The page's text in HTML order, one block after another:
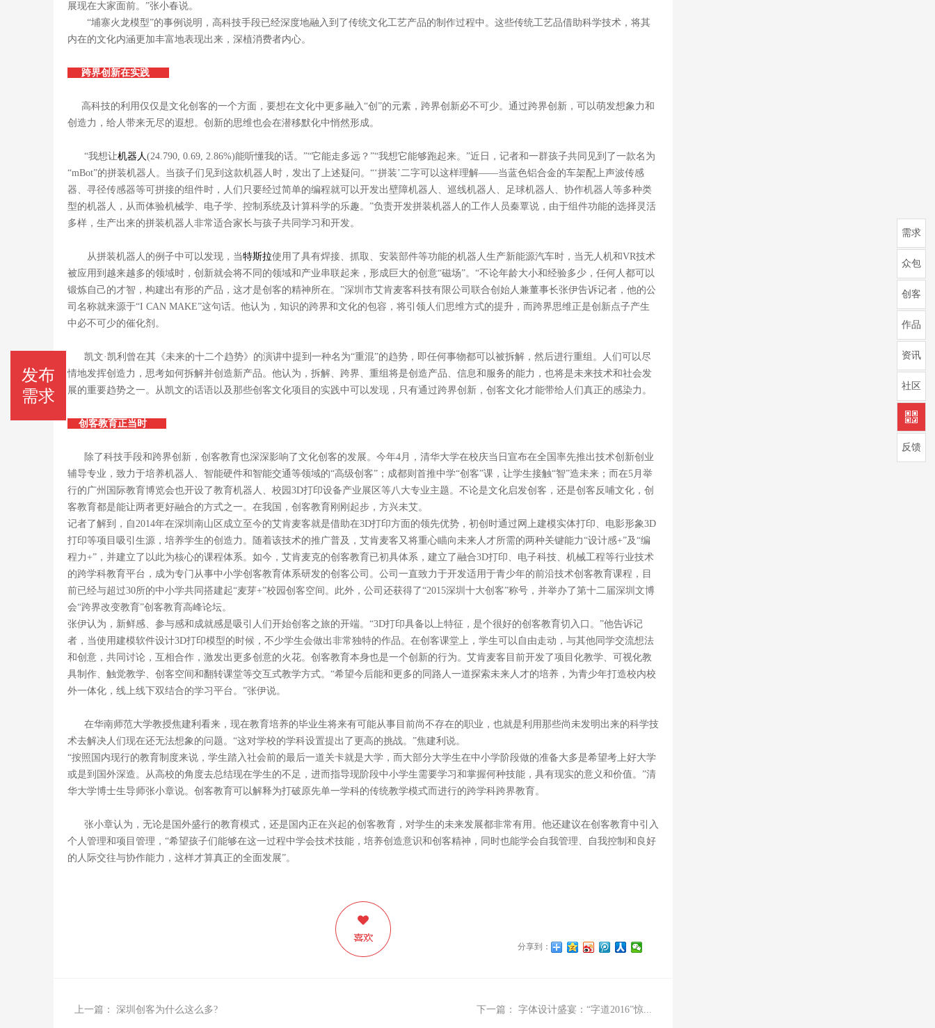
展现在大家面前。”张小春说。
“埔寨火龙模型”的事例说明，高科技手段已经深度地融入到了传统文化工艺产品的制作过程中。这些传统工艺品借助科学技术，将其
内在的文化内涵更加丰富地表现出来，深植消费者内心。
跨界创新在实践
高科技的利用仅仅是文化创客的一个方面，要想在文化中更多融入“创”的元素，跨界创新必不可少。通过跨界创新，可以萌发想象力和
创造力，给人带来无尽的遐想。创新的思维也会在潜移默化中悄然形成。
“我想让机器 人(24.790, 0.69, 2.86%)能听懂我的话。”“它能走多远？”“我想它能够跑起来。”近日，记者和一群孩子共同见到了一款名为
“mBot”的拼装机器人。当孩子们见到这款机器人时，发出了上述疑问。“‘拼装’二字可以这样理解——当蓝色铝合金的车架配上声波传感
器、寻径传感器等可拼接的组件时，人们只要经过简单的编程就可以开发出壁障机器人、巡线机器人、足球机器人、协作机器人等多种类
型的机器人，从而体验机械学、电子学、控制系统及计算科学的乐趣。”负责开发拼装机器人的工作人员秦覃说，由于组件功能的选择灵活
多样，生产出来的拼装机器人非常适合家长与孩子共同学习和开发。
从拼装机器人的例子中可以发现，当特斯拉使用了具有焊接、抓取、安装部件等功能的机器人生产新能源汽车时，当无人机和VR技术
被应用到越来越多的领域时，创新就会将不同的领域和产业串联起来，形成巨大的创意“磁场”。“不论年龄大小和经验多少，任何人都可以
锻炼自己的才智，构建出有形的产品，这才是创客的精神所在。”深圳市艾肯麦客科技有限公司联合创始人兼董事长张伊告诉记者，他的公
司名称就来源于“I CAN MAKE”这句话。他认为，知识的跨界和文化的包容，将引领人们思维方式的提升，而跨界思维正是创新点子产生
中必不可少的催化剂。
凯文·凯利曾在其《未来的十二个趋势》的演讲中提到一种名为“重混”的趋势，即任何事物都可以被拆解，然后进行重组。人们可以尽
情地发挥创造力，思考如何拆解并创造新产品。他认为，拆解、跨界、重组将是创造产品、信息和服务的能力，也将是未来技术和社会发
展的重要趋势之一。从凯文的话语以及那些创客文化项目的实践中可以发现，只有通过跨界创新，创客文化才能带给人们真正的感染力。
创客教育正当时
除了科技手段和跨界创新，创客教育也深深影响了文化创客的发展。今年4月，清华大学在校庆当日宣布在全国率先推出技术创新创业
辅导专业，致力于培养机器人、智能硬件和智能交通等领域的“高级创客”；成都则首推中学“创客”课，让学生接触“智”造未来；而在5月举
行的广州国际教育博览会也开设了教育机器人、校园3D打印设备产业展区等八大专业主题。不论是文化启发创客，还是创客反哺文化，创
客教育都是能让两者更好融合的方式之一。在我国，创客教育刚刚起步，方兴未艾。
记者了解到，自2014年在深圳南山区成立至今的艾肯麦客就是借助在3D打印方面的领先优势，初创时通过网上建模实体打印、电影形象3D
打印等项目吸引生源，培养学生的创造力。随着该技术的推广普及，艾肯麦客又将重心瞄向未来人才所需的两种关键能力“设计感+”及“编
程力+”，并建立了以此为核心的课程体系。如今，艾肯麦克的创客教育已初具体系，建立了融合3D打印、电子科技、机械工程等行业技术
的跨学科教育平台，成为专门从事中小学创客教育体系研发的创客公司。公司一直致力于开发适用于青少年的前沿技术创客教育课程，目
前已经与超过30所的中小学共同搭建起“麦芽+”校园创客空间。此外，公司还获得了“2015深圳十大创客”称号，并举办了第十二届深圳文博
会“跨界改变教育”创客教育高峰论坛。
张伊认为，新鲜感、参与感和成就感是吸引人们开始创客之旅的开端。“3D打印具备以上特征，是个很好的创客教育切入口。”他告诉记
者，当使用建模软件设计3D打印模型的时候，不少学生会做出非常独特的作品。在创客课堂上，学生可以自由走动，与其他同学交流想法
和创意，共同讨论，互相合作，激发出更多创意的火花。创客教育本身也是一个创新的行为。艾肯麦客目前开发了项目化教学、可视化教
具制作、触觉教学、创客空间和翻转课堂等交互式教学方式。“希望今后能和更多的同路人一道探索未来人才的培养，为青少年打造校内校
外一体化，线上线下双结合的学习平台。”张伊说。
在华南师范大学教授焦建利看来，现在教育培养的毕业生将来有可能从事目前尚不存在的职业，也就是利用那些尚未发明出来的科学技
术去解决人们现在还无法想象的问题。“这对学校的学科设置提出了更高的挑战。”焦建利说。
“按照国内现行的教育制度来说，学生踏入社会前的最后一道关卡就是大学，而大部分大学生在中小学阶段做的准备大多是希望考上好大学
或是到国外深造。从高校的角度去总结现在学生的不足，进而指导现阶段中小学生需要学习和掌握何种技能，具有现实的意义和价值。”清
华大学博士生导师张小章说。创客教育可以解释为打破原先单一学科的传统教学模式而进行的跨学科跨界教育。
张小章认为，无论是国外盛行的教育模式，还是国内正在兴起的创客教育，对学生的未来发展都非常有用。他还建议在创客教育中引入
个人管理和项目管理，“希望孩子们能够在这一过程中学会技术技能，培养创造意识和创客精神，同时也能学会自我管理、自我控制和良好
的人际交往与协作能力，这样才算真正的全面发展”。
分享到：
上一篇： 深圳创客为什么这么多? 下一篇： 字体设计盛宴：“字道2016”惊...
发布
需求
需求
众包
创客
作品
资讯
社区
反馈